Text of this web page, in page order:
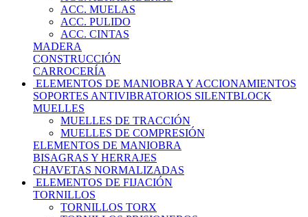
ACC. MUELAS
ACC. PULIDO
ACC. CINTAS
MADERA
CONSTRUCCIÓN
CARROCERÍA
ELEMENTOS DE MANIOBRA Y ACCIONAMIENTOS
SOPORTES ANTIVIBRATORIOS SILENTBLOCK
MUELLES
MUELLES DE TRACCIÓN
MUELLES DE COMPRESIÓN
ELEMENTOS DE MANIOBRA
BISAGRAS Y HERRAJES
CHAVETAS NORMALIZADAS
ELEMENTOS DE FIJACIÓN
TORNILLOS
TORNILLOS TORX